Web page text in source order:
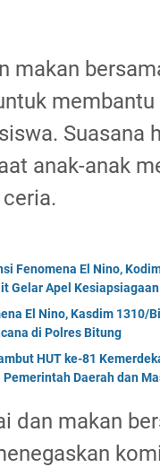
makan
Suasana
anak-anak
Fenomena El Nino,
Gelar Apel
El Nino, Kasdim 1310/
di Polres Bitung
HUT ke-81
Daerah dan
dan makan